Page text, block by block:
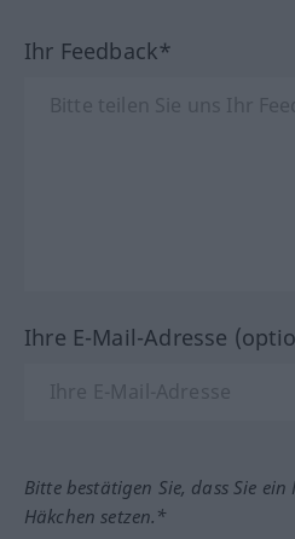
Ihr Feedback*
Ihre E-Mail-Adresse
Bitte bestätigen Sie, dass Sie
Häkchen setzen.*